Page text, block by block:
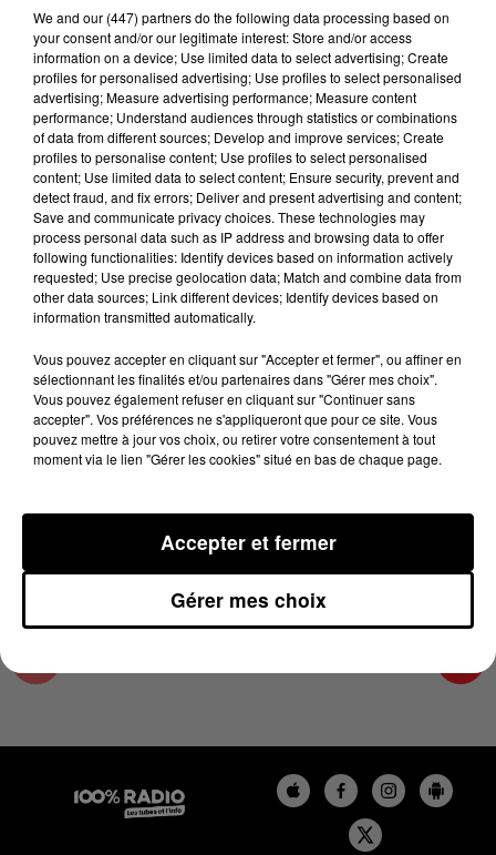
Lecture (2 min 23 sec)
100%
100% Radio les infos du grand Toulouse
11 juin 2024 - 2 min 23 sec
LES INFOS DU GRAND TOULOUSE DU
11/06/2024 À 15H00
Podcasts infos du grand Toulouse
We and our (447) partnersdo the following data processing based on
your consent and/or our legitimate interest: Store and/or access
information on a device; Use limited data to select advertising; Create
profiles for personalised advertising; Use profiles to select personalised
advertising; Measure advertising performance; Measure content
performance; Understand audiences through statistics or combinations
of data from different sources; Develop and improve services; Create
profiles to personalise content; Use profiles to select personalised
content; Use limited data to select content; Ensure security, prevent and
detect fraud, and fix errors; Deliver and present advertising and content;
Save and communicate privacy choices. These technologies may
process personal data such as IP address and browsing data to offer
following functionalities: Identify devices based on information actively
requested; Use precise geolocation data; Match and combine data from
other data sources; Link different devices; Identify devices based on
information transmitted automatically.
Vous pouvez accepter en cliquant sur "Accepter et fermer", ou affiner en
sélectionnant les finalités et/ou partenaires dans "Gérer mes choix".
Vous pouvez également refuser en cliquant sur "Continuer sans
accepter". Vos préférences ne s'appliqueront que pour ce site. Vous
pouvez mettre à jour vos choix, ou retirer votre consentement à tout
moment via le lien "Gérer les cookies" situé en bas de chaque page.
Gérer mes choix
Accepter et fermer